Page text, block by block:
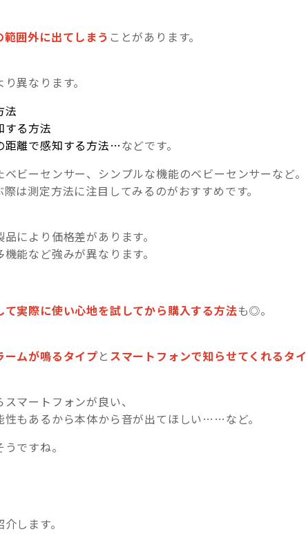
範囲外に出てしまう ことがあります。
異なります。
法
る方法
距離で感知する方法…などです。
ビーセンサー、シンプルな機能のベビーセンサーなど。
は測定方法に注目してみるのがおすすめです。
により価格差があります。
能など強みが異なります。
実際に使い心地を試してから購入する方法も◎。
ムが鳴るタイプと スマートフォンで知らせてくれるタイ
マートフォンが良い、
もあるから本体から音が出てほしい……など。
ですね。
します。